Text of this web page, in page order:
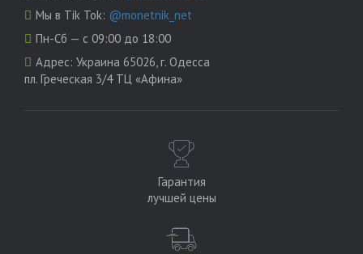
Мы в Tik Tok: @monetnik_net
Пн-Сб — с 09:00 до 18:00
Адрес: Украина 65026, г. Одесса
пл. Греческая 3/4 ТЦ «Афина»
Гарантия
лучшей цены